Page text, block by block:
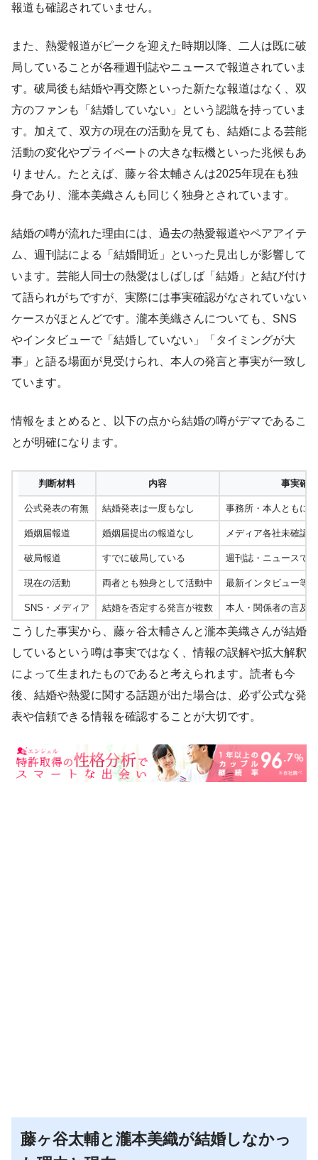
報道も確認されていません。
また、熱愛報道がピークを迎えた時期以降、二人は既に破
局していることが各種週刊誌やニュースで報道されていま
す。破局後も結婚や再交際といった新たな報道はなく、双
方のファンも「結婚していない」という認識を持っていま
す。加えて、双方の現在の活動を見ても、結婚による芸能
活動の変化やプライベートの大きな転機といった兆候もあ
りません。たとえば、藤ヶ谷太輔さんは2025年現在も独
身であり、瀧本美織さんも同じく独身とされています。
結婚の噂が流れた理由には、過去の熱愛報道やペアアイテ
ム、週刊誌による「結婚間近」といった見出しが影響して
います。芸能人同士の熱愛はしばしば「結婚」と結び付け
て語られがちですが、実際には事実確認がなされていない
ケースがほとんどです。瀧本美織さんについても、SNS
やインタビューで「結婚していない」「タイミングが大
事」と語る場面が見受けられ、本人の発言と事実が一致し
ています。
情報をまとめると、以下の点から結婚の噂がデマであるこ
とが明確になります。
判断材料 内容 事実確認
公式発表の有無 結婚発表は一度もなし 事務所・本人ともに
婚姻届報道 婚姻届提出の報道なし メディア各社未確認
破局報道 すでに破局している 週刊誌・ニュースで
現在の活動 両者とも独身として活動中 最新インタビュー等
SNS・メディア 結婚を否定する発言が複数 本人・関係者の言及
こうした事実から、藤ヶ谷太輔さんと瀧本美織さんが結婚
しているという噂は事実ではなく、情報の誤解や拡大解釈
によって生まれたものであると考えられます。読者も今
後、結婚や熱愛に関する話題が出た場合は、必ず公式な発
表や信頼できる情報を確認することが大切です。
藤ヶ谷太輔と瀧本美織が結婚しなかっ